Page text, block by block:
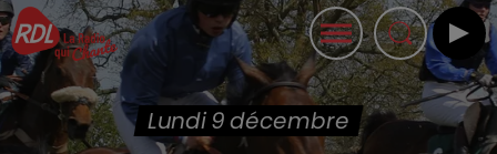
Lundi 9 décembre